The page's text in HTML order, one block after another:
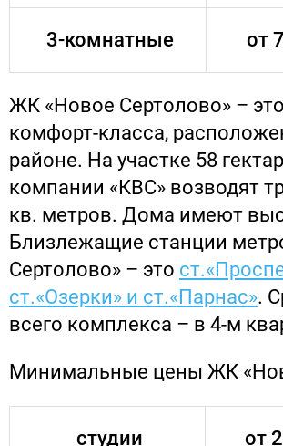
3-комнатные от
ЖК «Новое Сертолово» –
комфорт-класса,
районе. На участке 58
компании «КВС» возводят
кв. метров. Дома имеют
Близлежащие станции
Сертолово» – это
ст.«Озерки» и ст.«Парнас».
всего комплекса – в 4-м
Минимальные цены ЖК
студии от